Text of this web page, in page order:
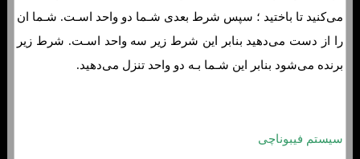
می‌کنید تا باختید ؛ سپس شرط بعدی شـما دو واحد اسـت. شـما ان
را از دست می‌دهید بنابر این شرط زیر سه واحد اسـت. شرط زیر
برنده می‌شود بنابر این شـما بـه دو واحد تنزل می‌دهید.
سیستم فیبوناچی